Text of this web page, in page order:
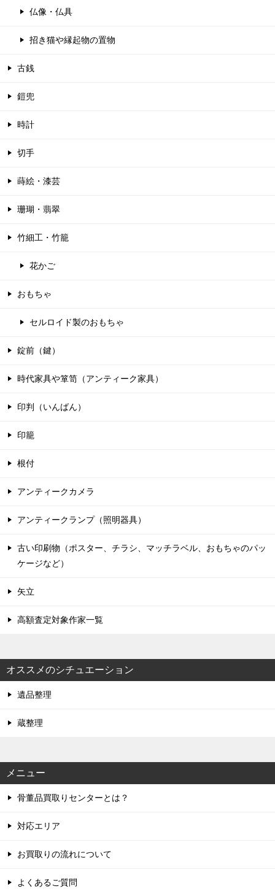
仏像・仏具
招き猫や縁起物の置物
古銭
鎧兜
時計
切手
蒔絵・漆芸
珊瑚・翡翠
竹細工・竹籠
花かご
おもちゃ
セルロイド製のおもちゃ
錠前（鍵）
時代家具や箪笥（アンティーク家具）
印判（いんばん）
印籠
根付
アンティークカメラ
アンティークランプ（照明器具）
古い印刷物（ポスター、チラシ、マッチラベル、おもちゃのパッ
ケージなど）
矢立
高額査定対象作家一覧
オススメのシチュエーション
遺品整理
蔵整理
メニュー
骨董品買取りセンターとは？
対応エリア
お買取りの流れについて
よくあるご質問